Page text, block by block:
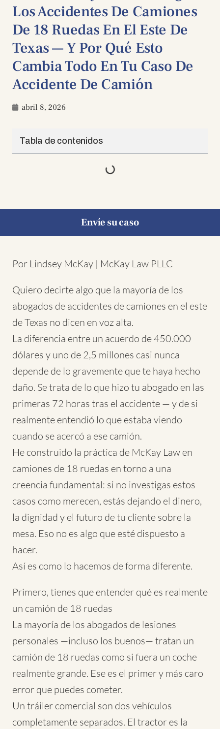
Los Accidentes De Camiones
De 18 Ruedas En El Este De
Texas — Y Por Qué Esto
Cambia Todo En Tu Caso De
Accidente De Camión
abril 8, 2026
Tabla de contenidos
Envíe su caso
Por Lindsey McKay | McKay Law PLLC
Quiero decirte algo que la mayoría de los
abogados de accidentes de camiones en el este
de Texas no dicen en voz alta.
La diferencia entre un acuerdo de 450.000
dólares y uno de 2,5 millones casi nunca
depende de lo gravemente que te haya hecho
daño. Se trata de lo que hizo tu abogado en las
primeras 72 horas tras el accidente — y de si
realmente entendió lo que estaba viendo
cuando se acercó a ese camión.
He construido la práctica de McKay Law en
camiones de 18 ruedas en torno a una
creencia fundamental: si no investigas estos
casos como merecen, estás dejando el dinero,
la dignidad y el futuro de tu cliente sobre la
mesa. Eso no es algo que esté dispuesto a
hacer.
Así es como lo hacemos de forma diferente.
Primero, tienes que entender qué es realmente
un camión de 18 ruedas
La mayoría de los abogados de lesiones
personales —incluso los buenos— tratan un
camión de 18 ruedas como si fuera un coche
realmente grande. Ese es el primer y más caro
error que puedes cometer.
Un tráiler comercial son dos vehículos
completamente separados. El tractor es la